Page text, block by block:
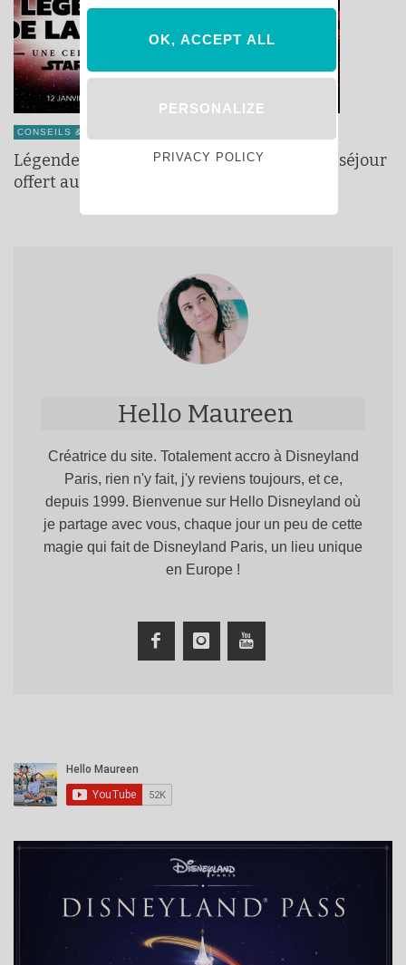
CONSEILS & ASTUCES
Légendes de la Force 2019 : jusqu’à -35% + séjour
offert aux enfants !
Hello Maureen
Créatrice du site. Totalement accro à Disneyland
Paris, rien n'y fait, j'y reviens toujours, et ce,
depuis 1999. Bienvenue sur Hello Disneyland où
je partage avec vous, chaque jour un peu de cette
magie qui fait de Disneyland Paris, un lieu unique
en Europe !
OK, ACCEPT ALL
PERSONALIZE
PRIVACY POLICY